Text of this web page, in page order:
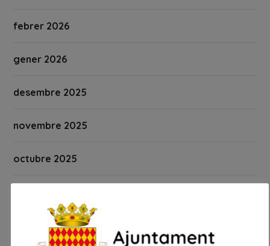
febrer 2026
gener 2026
desembre 2025
novembre 2025
octubre 2025
agost 2025